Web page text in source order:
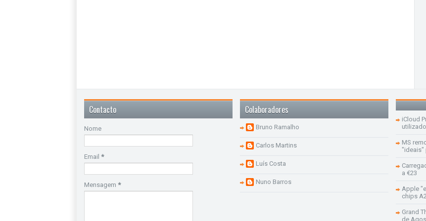
Contacto
Nome
Email *
Mensagem *
Colaboradores
Bruno Ramalho
Carlos Martins
Luís Costa
Nuno Barros
iCloud
MS
"ideais"
a €23
Apple
chips
Grand
de